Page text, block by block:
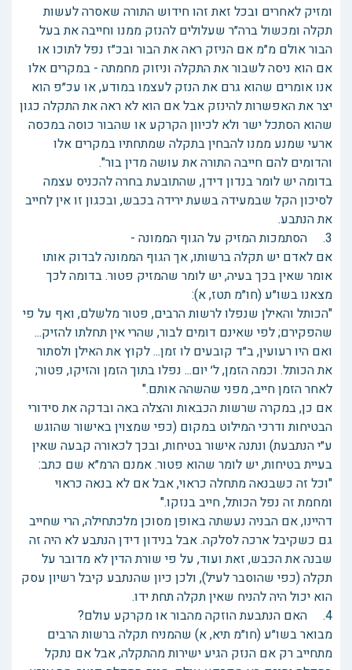
ומזיק לאחרים ובכל זאת זהו חידוש התורה שאסרה לעשות
תקלה ומכשול ברה״ר שעלולים להנזק ממנו וחייבה את בעל
הבור אולם מ״מ אם הניזק ראה את הבור ובכ״ז נפל לתוכו או
אם הוא ניסה לשבור את התקלה וניזוק מחמתה - במקרים אלו
אנו אומרים שהוא גרם את הנזק לעצמו במודע, או עכ״פ הוא
יצר את האפשרות להינזק אבל אם הוא לא ראה את התקלה כגון
שהוא הסתכל ישר ולא לכיוון הקרקע או שהבור כוסה במכסה
ארעי שמנע ממנו להבחין בתקלה שמתחתיו במקרים אלו
והדומים להם חייבה התורה את עושה מדין בור".
בדומה יש לומר בנדון דידן, שהתובעת בחרה להכניס עצמה
לסיכון הקל שבמעידה בשעת ירידה בכבש, ובכגון זו אין לחייב
את הנתבע.
3. הסתמכות המזיק על הגוף הממונה -
אם לאדם יש תקלה ברשותו, אך הגוף הממונה לבדוק אותו
אומר שאין בכך בעיה, יש לומר שהמזיק פטור. בדומה לכך
מצאנו בשו״ע (חו״מ תטז, א):
"הכותל והאילן שנפלו לרשות הרבים, פטור מלשלם, ואף על פי
שהפקירם; לפי שאינם דומים לבור, שהרי אין תחלתו להזיק...
ואם היו רעועין, ב״ד קובעים לו זמן... לקוץ את האילן ולסתור
את הכותל. וכמה הזמן, ל׳ יום... נפלו בתוך הזמן והזיקו, פטור;
לאחר הזמן חייב, מפני שהשהה אותם."
אם כן, במקרה שרשות הכבאות והצלה באה ובדקה את סידורי
הבטיחות ודרכי המילוט במקום (כפי שמצוין באישור שהוגש
ע״י הנתבעת) ונתנה אישור בטיחות, ובכך לכאורה קבעה שאין
בעיית בטיחות, יש לומר שהוא פטור. אמנם הרמ״א שם כתב:
"וכל זה כשבנאה מתחלה כראוי, אבל אם לא בנאה כראוי
ומחמת זה נפל הכותל, חייב בנזקו."
דהיינו, אם הבניה נעשתה באופן מסוכן מלכתחילה, הרי שחייב
גם כשקיבל ארכה לסלקה. אבל בנידון דידן הנתבע לא היה זה
שבנה את הכבש, זאת ועוד, על פי שורת הדין לא מדובר על
תקלה (כפי שהוסבר לעיל), ולכן כיון שהנתבע קיבל רשיון עסק
הוא יכול היה להניח שאין תקלה תחת ידו.
4. האם הנתבעת הוזקה מהבור או מקרקע עולם?
מבואר בשו״ע (חו״מ תיא, א) שהמניח תקלה ברשות הרבים
מתחייב רק אם הנזק הגיע ישירות מהתקלה, אבל אם נתקל